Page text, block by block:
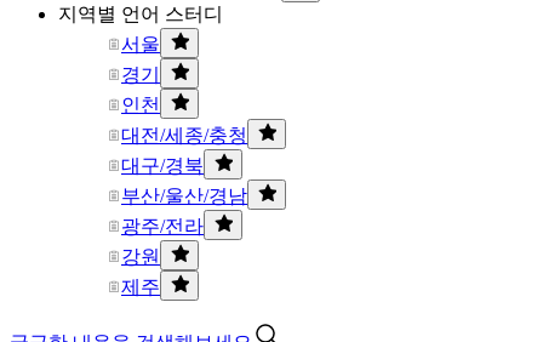
지역별 언어 스터디
서울
경기
인천
대전/세종/충청
대구/경북
부산/울산/경남
광주/전라
강원
제주